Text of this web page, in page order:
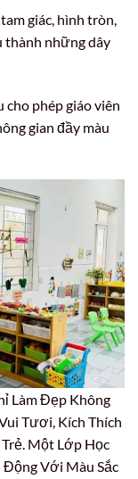
giác, hình tròn,
thành những dây
phép giáo viên
gian đầy màu
Làm Đẹp Không
Tươi, Kích Thích
Một Lớp Học
Động Với Màu Sắc